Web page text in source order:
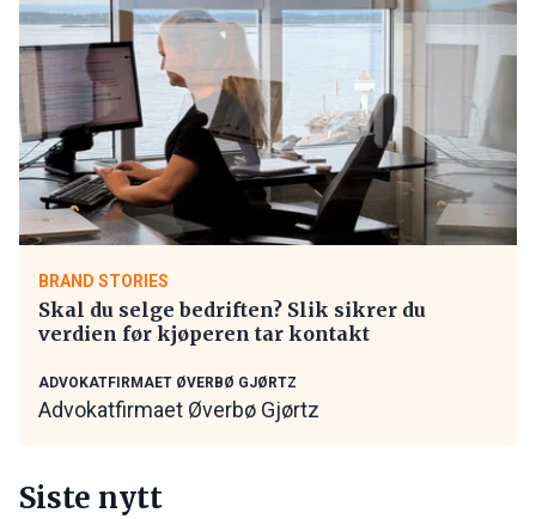
BRAND STORIES
Skal du selge bedriften? Slik sikrer du
verdien før kjøperen tar kontakt
ADVOKATFIRMAET ØVERBØ GJØRTZ
Advokatfirmaet Øverbø Gjørtz
Siste nytt